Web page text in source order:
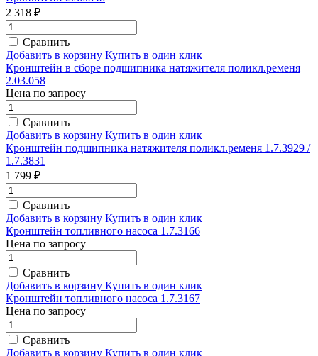
2 318 ₽
Сравнить
Добавить в корзину Купить в один клик
Кронштейн в сборе подшипника натяжителя поликл.ременя
2.03.058
Цена по запросу
Сравнить
Добавить в корзину Купить в один клик
Кронштейн подшипника натяжителя поликл.ременя 1.7.3929 /
1.7.3831
1 799 ₽
Сравнить
Добавить в корзину Купить в один клик
Кронштейн топливного насоса 1.7.3166
Цена по запросу
Сравнить
Добавить в корзину Купить в один клик
Кронштейн топливного насоса 1.7.3167
Цена по запросу
Сравнить
Добавить в корзину Купить в один клик